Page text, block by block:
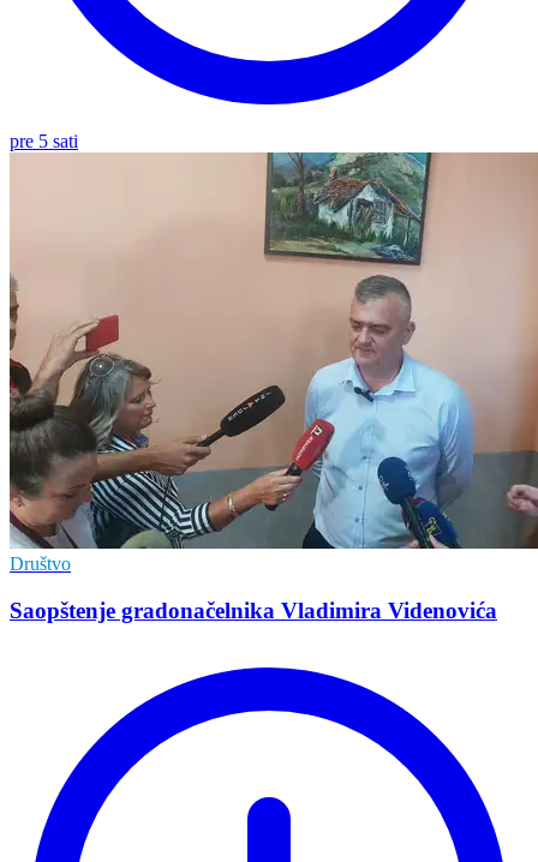
pre 5 sati
Društvo
Saopštenje gradonačelnika Vladimira Videnovića